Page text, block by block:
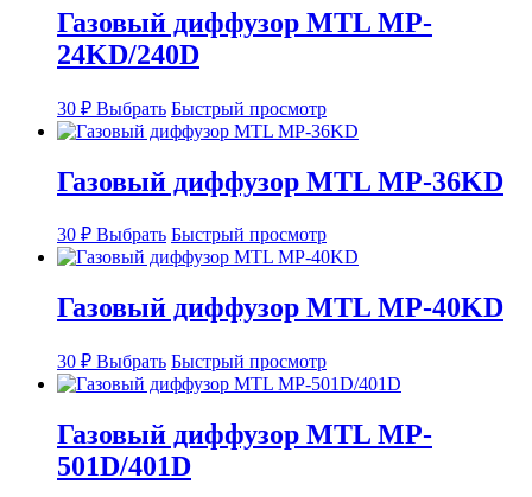
Газовый диффузор MTL MP-
24KD/240D
30 ₽ Выбрать Этот
товар
имеет
несколько
вариаций.
можно
выбрать
странице
товара.
Быстрый просмотр
Газовый диффузор MTL MP-36KD
30 ₽ Выбрать Этот
товар
имеет
несколько
вариаций.
можно
выбрать
на
странице
товара.
Быстрый просмотр
Газовый диффузор MTL MP-40KD
30 ₽ Выбрать Этот
товар
имеет
несколько
вариаций.
Опции
можно
Быстрый просмотр
Газовый диффузор MTL MP-
501D/401D